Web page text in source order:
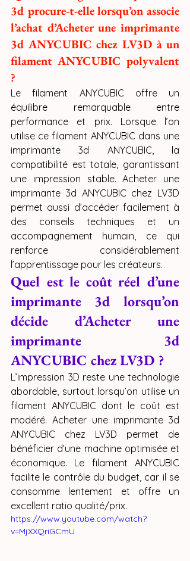
3d procure-t-elle lorsqu’on associe
l’achat d’Acheter une imprimante
3d ANYCUBIC chez LV3D à un
filament ANYCUBIC polyvalent
?
Le filament ANYCUBIC offre un
équilibre remarquable entre
performance et prix. Lorsque l’on
utilise ce filament ANYCUBIC dans une
imprimante 3d ANYCUBIC, la
compatibilité est totale, garantissant
une impression stable. Acheter une
imprimante 3d ANYCUBIC chez LV3D
permet aussi d’accéder facilement à
des conseils techniques et un
accompagnement humain, ce qui
renforce considérablement
l’apprentissage pour les créateurs.
Quel est le coût réel d’une
imprimante 3d lorsqu’on
décide d’Acheter une
imprimante 3d
ANYCUBIC chez LV3D ?
L’impression 3D reste une technologie
abordable, surtout lorsqu’on utilise un
filament ANYCUBIC dont le coût est
modéré. Acheter une imprimante 3d
ANYCUBIC chez LV3D permet de
bénéficier d’une machine optimisée et
économique. Le filament ANYCUBIC
facilite le contrôle du budget, car il se
consomme lentement et offre un
excellent ratio qualité/prix.
https://www.youtube.com/watch?
v=MjXXQriGCmU